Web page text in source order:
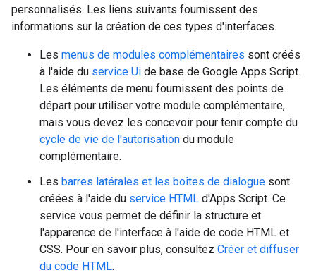
personnalisés. Les liens suivants fournissent des
informations sur la création de ces types d'interfaces.
Les menus de modules complémentaires sont créés
à l'aide du service Ui de base de Google Apps Script.
Les éléments de menu fournissent des points de
départ pour utiliser votre module complémentaire,
mais vous devez les concevoir pour tenir compte du
cycle de vie de l'autorisation du module
complémentaire.
Les barres latérales et les boîtes de dialogue sont
créées à l'aide du service HTML d'Apps Script. Ce
service vous permet de définir la structure et
l'apparence de l'interface à l'aide de code HTML et
CSS. Pour en savoir plus, consultez Créer et diffuser
du code HTML.